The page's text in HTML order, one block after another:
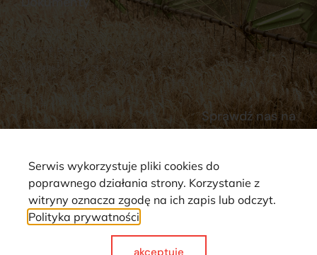
Regulamin
Polityka prywatności
Reklamacje i zwroty
Dostawy
Płatności
Sprawdź nas na
Strona wykorzystuje pliki cookie. Wszystkie prawa zastrzeżone ©
Serwis wykorzystuje pliki cookies do
poprawnego działania strony. Korzystanie z
witryny oznacza zgodę na ich zapis lub odczyt.
Polityka prywatności
akceptuje